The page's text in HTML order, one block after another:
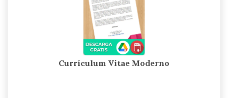
Currículum Vitae Moderno